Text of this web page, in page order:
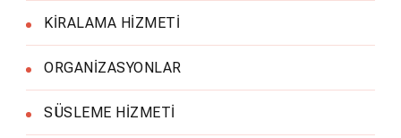
KİRALAMA HİZMETİ
ORGANİZASYONLAR
SÜSLEME HİZMETİ